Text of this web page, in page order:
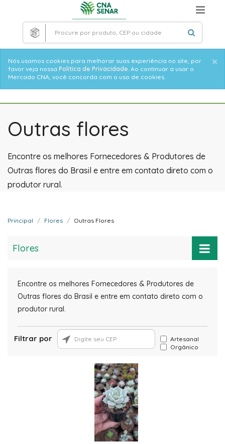
×
Informative
message
Nós usamos cookies para melhorar suas experiência no site, por
favor veja nossa Politica de Privacidade. Ao continuar a usar o
Mercado CNA, você concorda com o uso de cookies.
Outras flores
Encontre os melhores Fornecedores & Produtores de
Outras flores do Brasil e entre em contato direto com o
produtor rural.
Principal Flores Outras Flores
Flores
Girassol
Outras flores
Encontre os melhores Fornecedores & Produtores de
Outras flores do Brasil e entre em contato direto com o
produtor rural.
Filtrar por
Artesanal
Orgânico